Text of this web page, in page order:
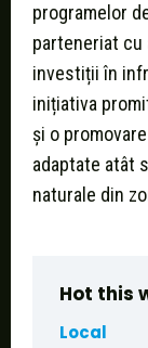
programelor
parteneriat
investiții în
inițiativa
și o
adaptate atât
naturale din
Hot this
Local